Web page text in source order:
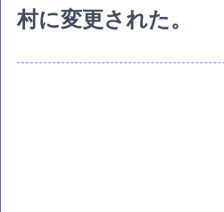
村に変更された。